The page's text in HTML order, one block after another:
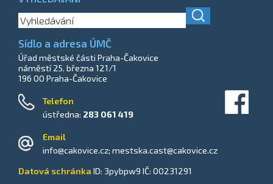
Sídlo a adresa ÚMČ
Úřad městské části Praha-Čakovice
náměstí 25. března 121/1
196 00 Praha-Čakovice
Telefon
ústředna: 283 061 419
_
Email
info@cakovice.cz; mestska.cast@cakovice.cz
Datová schránka ID: 3pybpw9 IČ: 00231291